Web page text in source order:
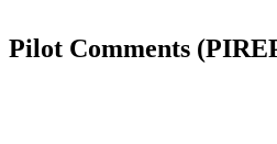
Pilot Comments